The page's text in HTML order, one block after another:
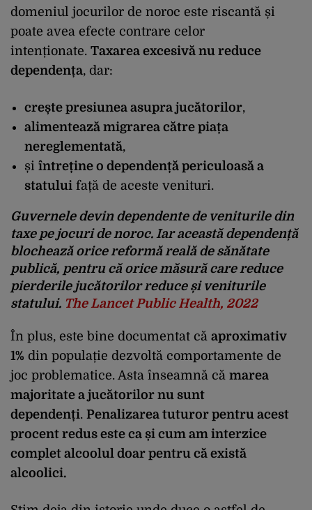
domeniul jocurilor de noroc este riscantă și
poate avea efecte contrare celor
intenționate. Taxarea excesivă nu reduce
dependența, dar:
crește presiunea asupra jucătorilor,
alimentează migrarea către piața
nereglementată,
și întreține o dependență periculoasă a
statului față de aceste venituri.
Guvernele devin dependente de veniturile din
taxe pe jocuri de noroc. Iar această dependență
blochează orice reformă reală de sănătate
publică, pentru că orice măsură care reduce
pierderile jucătorilor reduce și veniturile
statului. The Lancet Public Health, 2022
În plus, este bine documentat că aproximativ
1% din populație dezvoltă comportamente de
joc problematice. Asta înseamnă că marea
majoritate a jucătorilor nu sunt
dependenți. Penalizarea tuturor pentru acest
procent redus este ca și cum am interzice
complet alcoolul doar pentru că există
alcoolici.